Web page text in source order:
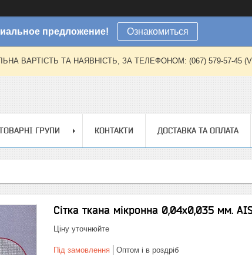
предложение! Ознакомиться
ВАРТІСТЬ ТА НАЯВНІСТЬ, ЗА ТЕЛЕФОНОМ: (067) 579-57-45
ГРУПИ КОНТАКТИ ДОСТАВКА ТА ОПЛАТА
Сітка ткана мікронна 0,04х0,035 мм.
Ціну уточнюйте
Під замовлення
Оптом і в роздріб